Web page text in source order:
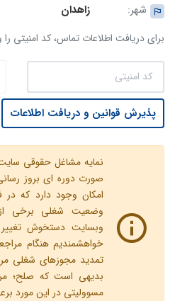
شهر:
زاهدان
برای دریافت اطلاعات تماس، کد امنیتی را
پذیرش قوانین و دریافت اطلاعات
نمایه مشاغل حقوقی
صورت دوره ای بروز
امکان وجود دارد که در
وضعیت شغلی برخی
وبسایت دستخوش تغییر
خواهشمندیم هنگام
تمدید مجوزهای شغلی
بدیهی است که صلح؛
مسوولیتی در این مورد